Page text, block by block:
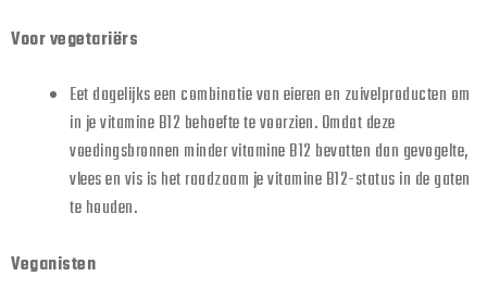
Voor vegetariërs
Eet dagelijks een combinatie van eieren en zuivelproducten om
in je vitamine B12 behoefte te voorzien. Omdat deze
voedingsbronnen minder vitamine B12 bevatten dan gevogelte,
vlees en vis is het raadzaam je vitamine B12-status in de gaten
te houden.
Veganisten